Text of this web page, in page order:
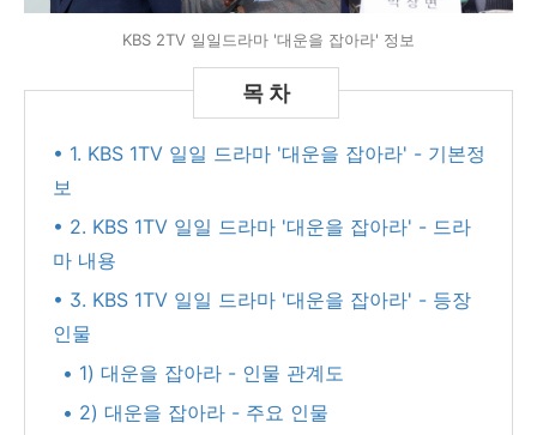
KBS 2TV 일일드라마 '대운을 잡아라' 정보
• 1. KBS 1TV 일일 드라마 '대운을 잡아라' - 기본정
보
• 2. KBS 1TV 일일 드라마 '대운을 잡아라' - 드라
마 내용
• 3. KBS 1TV 일일 드라마 '대운을 잡아라' - 등장
인물
• 1) 대운을 잡아라 - 인물 관계도
• 2) 대운을 잡아라 - 주요 인물